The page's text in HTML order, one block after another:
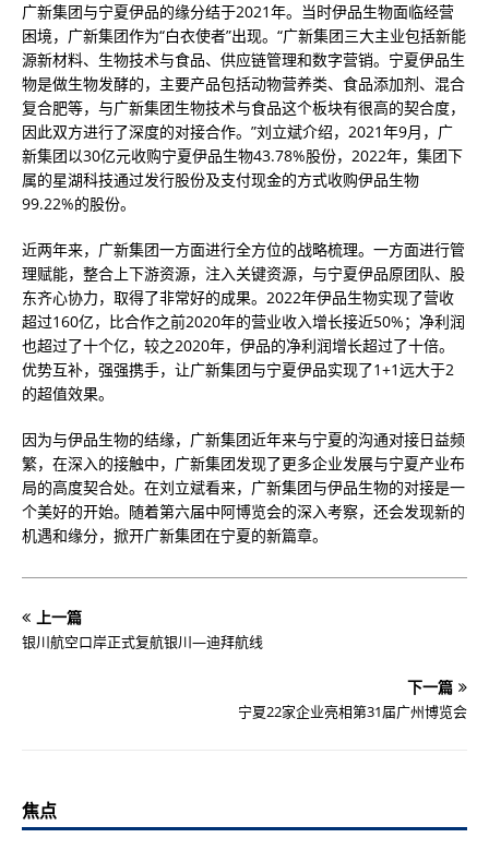
广新集团与宁夏伊品的缘分结于2021年。当时伊品生物面临经营
困境，广新集团作为“白衣使者”出现。“广新集团三大主业包括新能
源新材料、生物技术与食品、供应链管理和数字营销。宁夏伊品生
物是做生物发酵的，主要产品包括动物营养类、食品添加剂、混合
复合肥等，与广新集团生物技术与食品这个板块有很高的契合度，
因此双方进行了深度的对接合作。”刘立斌介绍，2021年9月，广
新集团以30亿元收购宁夏伊品生物43.78%股份，2022年，集团下
属的星湖科技通过发行股份及支付现金的方式收购伊品生物
99.22%的股份。
近两年来，广新集团一方面进行全方位的战略梳理。一方面进行管
理赋能，整合上下游资源，注入关键资源，与宁夏伊品原团队、股
东齐心协力，取得了非常好的成果。2022年伊品生物实现了营收
超过160亿，比合作之前2020年的营业收入增长接近50%；净利润
也超过了十个亿，较之2020年，伊品的净利润增长超过了十倍。
优势互补，强强携手，让广新集团与宁夏伊品实现了1+1远大于2
的超值效果。
因为与伊品生物的结缘，广新集团近年来与宁夏的沟通对接日益频
繁，在深入的接触中，广新集团发现了更多企业发展与宁夏产业布
局的高度契合处。在刘立斌看来，广新集团与伊品生物的对接是一
个美好的开始。随着第六届中阿博览会的深入考察，还会发现新的
机遇和缘分，掀开广新集团在宁夏的新篇章。
上一篇
银川航空口岸正式复航银川—迪拜航线
下一篇
宁夏22家企业亮相第31届广州博览会
焦点